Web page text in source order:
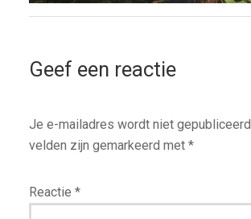
Geef een reactie
Je e-mailadres wordt niet gepubliceerd.
velden zijn gemarkeerd met *
Reactie *